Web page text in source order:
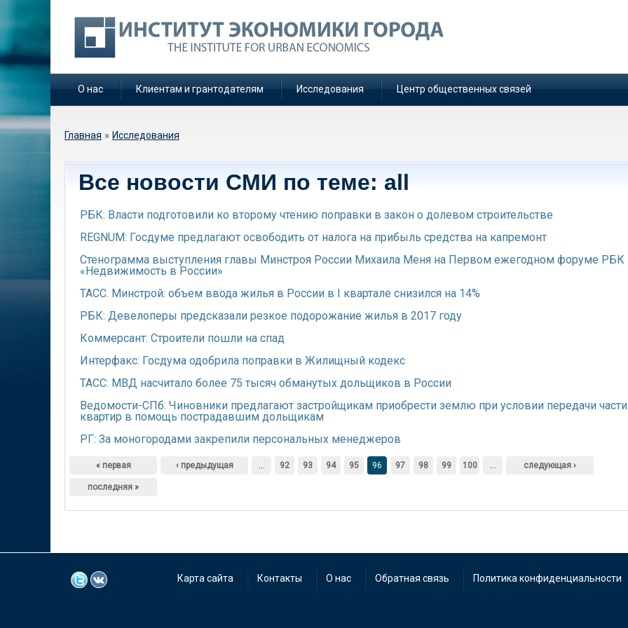
О нас Клиентам и грантодателям Исследования Центр общественных связей
Вы здесь
Главная » Исследования
Все новости СМИ по теме: all
РБК: Власти подготовили ко второму чтению поправки в закон о долевом строительстве
REGNUM: Госдуме предлагают освободить от налога на прибыль средства на капремонт
Стенограмма выступления главы Минстроя России Михаила Меня на Первом ежегодном форуме РБК
«Недвижимость в России»
ТАСС. Минстрой: объем ввода жилья в России в I квартале снизился на 14%
РБК: Девелоперы предсказали резкое подорожание жилья в 2017 году
Коммерсант: Строители пошли на спад
Интерфакс: Госдума одобрила поправки в Жилищный кодекс
ТАСС: МВД насчитало более 75 тысяч обманутых дольщиков в России
Ведомости-СПб: Чиновники предлагают застройщикам приобрести землю при условии передачи части
квартир в помощь пострадавшим дольщикам
РГ: За моногородами закрепили персональных менеджеров
Страницы
« первая ‹ предыдущая … 92 93 94 95 96 97 98 99 100 … следующая ›
последняя »
Карта сайта Контакты О нас Обратная связь Политика конфиденциальности